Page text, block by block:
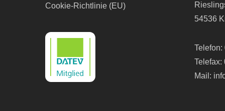
Cookie-Richtlinie (EU)
54536
Telefon:
Telefax:
Mail: